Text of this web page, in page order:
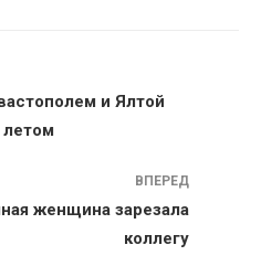
и Ялтой
летом
ВПЕРЕД
женщина зарезала
коллегу